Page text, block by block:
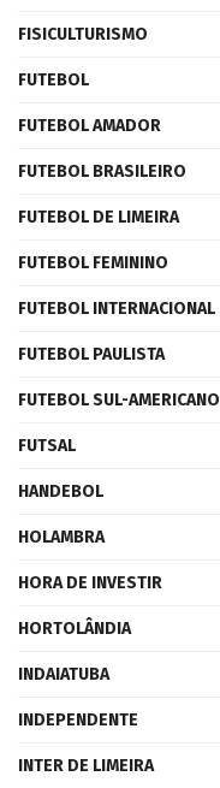
FISICULTURISMO
FUTEBOL
FUTEBOL AMADOR
FUTEBOL BRASILEIRO
FUTEBOL DE LIMEIRA
FUTEBOL FEMININO
FUTEBOL INTERNACIONAL
FUTEBOL PAULISTA
FUTEBOL SUL-AMERICANO
FUTSAL
HANDEBOL
HOLAMBRA
HORA DE INVESTIR
HORTOLÂNDIA
INDAIATUBA
INDEPENDENTE
INTER DE LIMEIRA